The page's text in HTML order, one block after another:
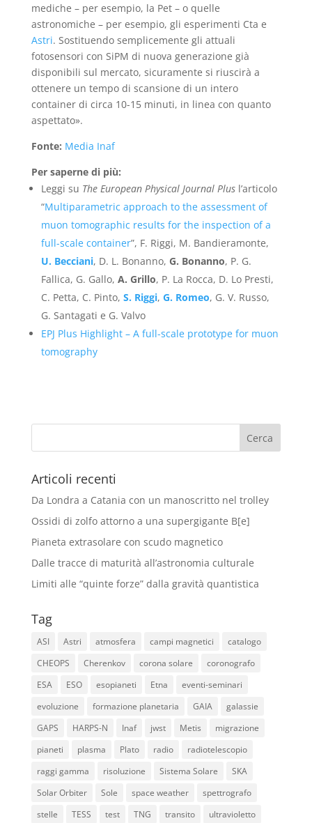
mediche – per esempio, la Pet – o quelle
astronomiche – per esempio, gli esperimenti Cta e
Astri. Sostituendo semplicemente gli attuali
fotosensori con SiPM di nuova generazione già
disponibili sul mercato, sicuramente si riuscirà a
ottenere un tempo di scansione di un intero
container di circa 10-15 minuti, in linea con quanto
aspettato».
Fonte: Media Inaf
Per saperne di più:
Leggi su The European Physical Journal Plusl’articolo
“Multiparametric approach to the assessment of
muon tomographic results for the inspection of a
full-scale container”, F. Riggi, M. Bandieramonte,
U. Becciani, D. L. Bonanno, G. Bonanno, P. G.
Fallica, G. Gallo, A. Grillo, P. La Rocca, D. Lo Presti,
C. Petta, C. Pinto, S. Riggi, G. Romeo, G. V. Russo,
G. Santagati e G. Valvo
EPJ Plus Highlight – A full-scale prototype for muon
tomography
Articoli recenti
Da Londra a Catania con un manoscritto nel trolley
Ossidi di zolfo attorno a una supergigante B[e]
Pianeta extrasolare con scudo magnetico
Dalle tracce di maturità all’astronomia culturale
Limiti alle “quinte forze” dalla gravità quantistica
Tag
ASI Astri atmosfera campi magnetici
catalogo
CHEOPS
Cherenkov corona solare
coronografo
ESA
ESO esopianeti Etna
eventi-seminari
evoluzione
formazione planetaria GAIA
galassie
GAPS
HARPS-N Inaf jwst Metis
migrazione
pianeti
plasma Plato radio
radiotelescopio
raggi gamma
risoluzione Sistema Solare
SKA
Solar Orbiter
Sole space weather
spettrografo
stelle
TESS test TNG transito ultravioletto